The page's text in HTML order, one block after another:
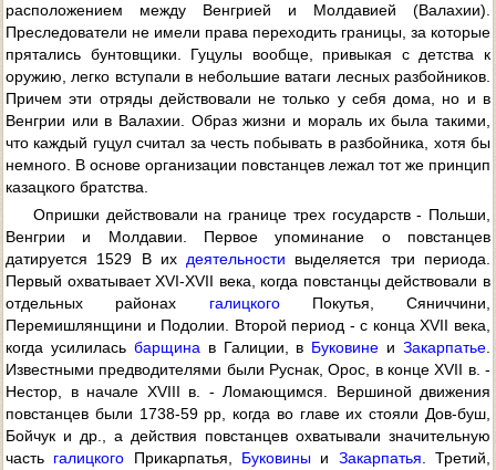
расположением между Венгрией и Молдавией (Валахии).
Преследователи не имели права переходить границы, за которые
прятались бунтовщики. Гуцулы вообще, привыкая с детства к
оружию, легко вступали в небольшие ватаги лесных разбойников.
Причем эти отряды действовали не только у себя дома, но и в
Венгрии или в Валахии. Образ жизни и мораль их была такими,
что каждый гуцул считал за честь побывать в разбойника, хотя бы
немного. В основе организации повстанцев лежал тот же принцип
казацкого братства.
Опришки действовали на границе трех государств - Польши,
Венгрии и Молдавии. Первое упоминание о повстанцев
датируется 1529 В их деятельности выделяется три периода.
Первый охватывает XVI-XVII века, когда повстанцы действовали в
отдельных районах галицкогоПокутья, Сяниччини,
Перемишлянщини и Подолии. Второй период - с конца XVII века,
когда усилилась барщина в Галиции, в Буковине и Закарпатье
Известными предводителями были Руснак, Орос, в конце XVII в. -
Нестор, в начале XVIII в. - Ломающимся. Вершиной движения
повстанцев были 1738-59 pp, когда во главе их стояли Дов-буш,
Бойчук и др., а действия повстанцев охватывали значительную
часть галицкого Прикарпатья, Буковины и Закарпатья . Третий,